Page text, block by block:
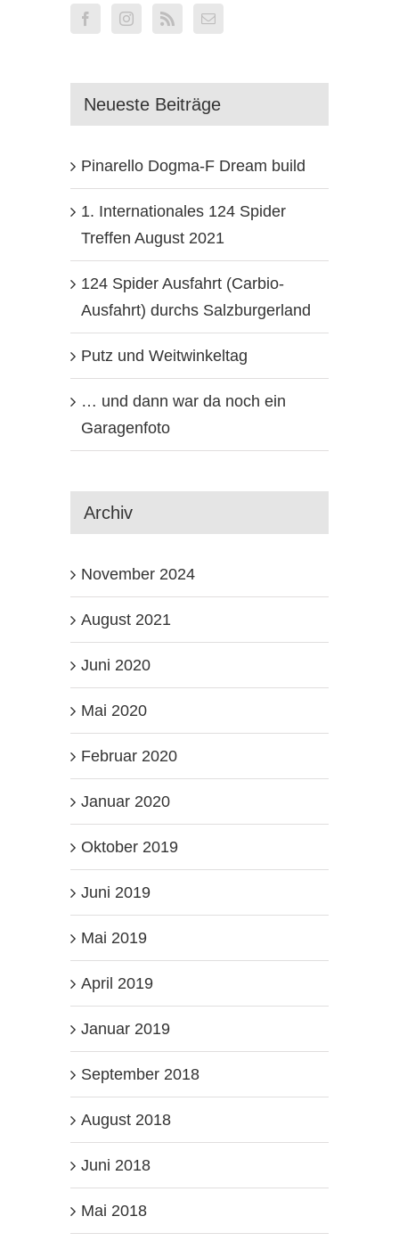
Neueste Beiträge
Pinarello Dogma-F Dream build
1. Internationales 124 Spider
Treffen August 2021
124 Spider Ausfahrt (Carbio-
Ausfahrt) durchs Salzburgerland
Putz und Weitwinkeltag
… und dann war da noch ein
Garagenfoto
Archiv
November 2024
August 2021
Juni 2020
Mai 2020
Februar 2020
Januar 2020
Oktober 2019
Juni 2019
Mai 2019
April 2019
Januar 2019
September 2018
August 2018
Juni 2018
Mai 2018